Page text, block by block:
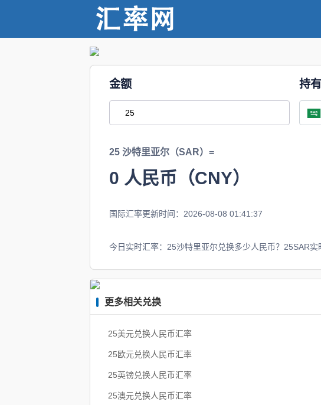
金额 持有
25 沙特里亚尔（SAR）=
0 人民币（CNY）
国际汇率更新时间：2026-08-08 01:41:37
今日实时汇率：25沙特里亚尔兑换多少人民币？25SAR实
更多相关兑换
25美元兑换人民币汇率
25欧元兑换人民币汇率
25英镑兑换人民币汇率
25澳元兑换人民币汇率